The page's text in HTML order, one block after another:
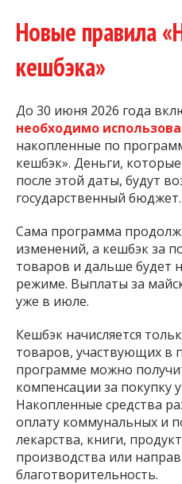
Новые правила
кешбэка»
До 30 июня 2026 года
необходимо
накопленные по
кешбэк». Деньги,
после этой даты, будут
государственный бюджет.
Сама программа
изменений, а кешбэк за
товаров и дальше будет
режиме. Выплаты за
уже в июле.
Кешбэк начисляется
товаров, участвующих в
программе можно
компенсации за покупку
Накопленные средства
оплату коммунальных и
лекарства, книги,
производства или
благотворительность.